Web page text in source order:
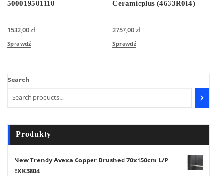
500019501110
1532,00zł
Sprawdź
Ceramicplus (4633R0I4)
2757,00zł
Sprawdź
Search
Produkty
New Trendy Avexa Copper Brushed 70x150cm L/P
EXK3804